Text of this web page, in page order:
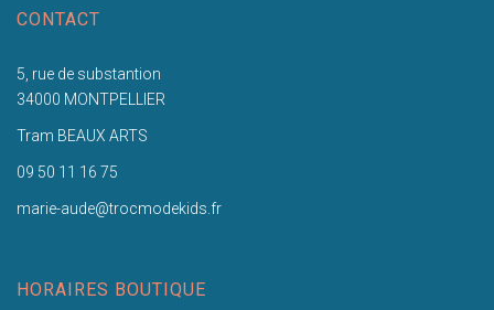
CONTACT
5, rue de substantion
34000 MONTPELLIER
Tram BEAUX ARTS
09 50 11 16 75
marie-aude@trocmodekids.fr
HORAIRES BOUTIQUE